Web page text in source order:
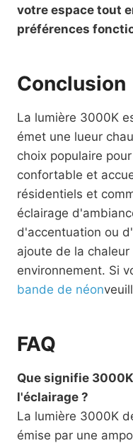
votre espace tout
préférences
Conclusion
La lumière 3000K
émet une lueur
choix populaire
confortable et
résidentiels et
éclairage
d'accentuation ou
ajoute de la
environnement. Si
bande de néon
FAQ
Que signifie
l'éclairage ?
La lumière 3000K
émise par une